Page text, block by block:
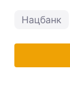
Нацбанк